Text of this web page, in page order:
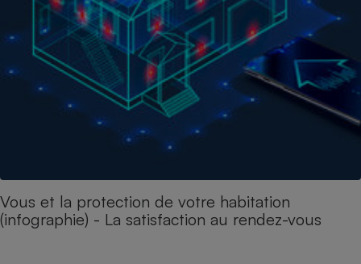
Vous et la protection de votre habitation
(infographie) - La satisfaction au rendez-vous